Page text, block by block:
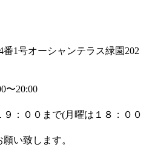
1号オーシャンテラス緑園202
〜20:00
：００まで(月曜は１８：００
い致します。